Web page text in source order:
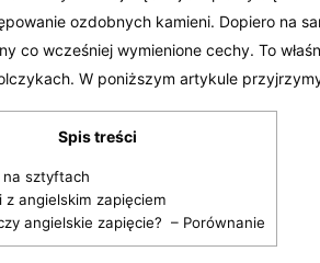
ozdobnych kamieni. Dopiero na
co wcześniej wymienione cechy. To
W poniższym artykule
Spis treści
na sztyftach
z angielskim zapięciem
angielskie zapięcie? – Porównanie